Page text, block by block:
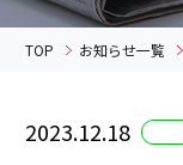
TOP お知らせ一覧
2023.12.18